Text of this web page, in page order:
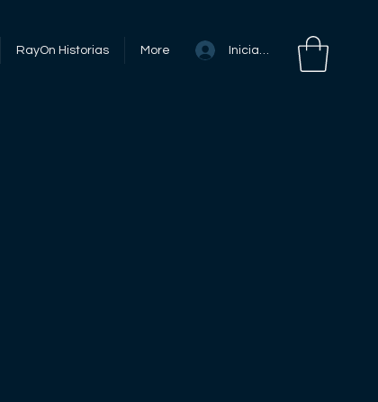
Iniciar sesión
RayOn Historias More